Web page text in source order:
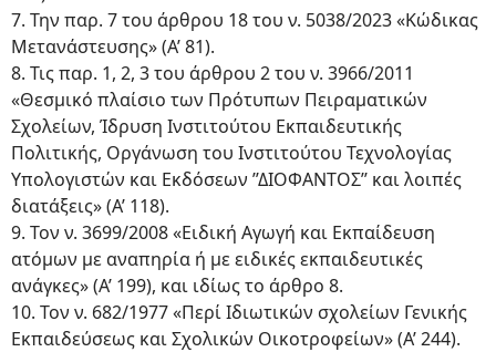
7. Την παρ. 7 του άρθρου 18 του ν. 5038/2023 «Κώδικας
Μετανάστευσης» (Α’ 81).
8. Τις παρ. 1, 2, 3 του άρθρου 2 του ν. 3966/2011
«Θεσμικό πλαίσιο των Πρότυπων Πειραματικών
Σχολείων, Ίδρυση Ινστιτούτου Εκπαιδευτικής
Πολιτικής, Οργάνωση του Ινστιτούτου Τεχνολογίας
Υπολογιστών και Εκδόσεων ’’ΔΙΟΦΑΝΤΟΣ’’ και λοιπές
διατάξεις» (Α’ 118).
9. Τον ν. 3699/2008 «Ειδική Αγωγή και Εκπαίδευση
ατόμων με αναπηρία ή με ειδικές εκπαιδευτικές
ανάγκες» (Α’ 199), και ιδίως το άρθρο 8.
10. Τον ν. 682/1977 «Περί Ιδιωτικών σχολείων Γενικής
Εκπαιδεύσεως και Σχολικών Οικοτροφείων» (Α’ 244).